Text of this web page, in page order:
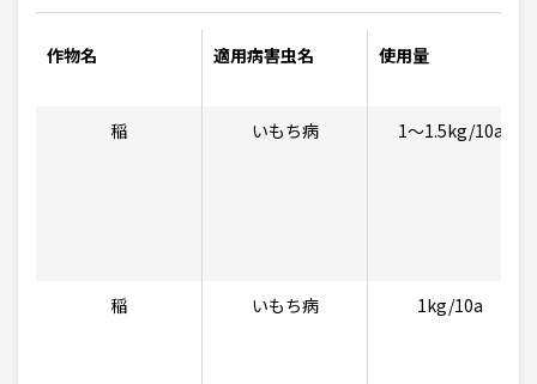
作物名 適用病害虫名 使用量
稲 いもち病 1〜1.5kg/10a
稲 いもち病 1kg/10a